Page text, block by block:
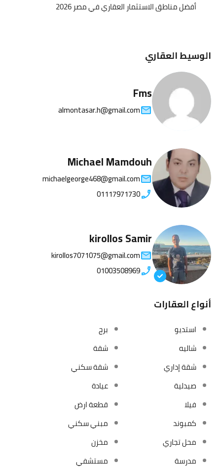
أفضل مناطق الاستثمار العقاري في مصر 2026
الوسيط العقاري
Fms
almontasar.h@gmail.com
Michael Mamdouh
michaelgeorge468@gmail.com
01117971730
kirollos Samir
kirollos7071075@gmail.com
01003508969
أنواع العقارات
استديو
برج
شاليه
شقة
شقة إداري
شقة سكني
صيدلية
عيادة
فيلا
قطعة ارض
كمبوند
مبني سكني
محل تجاري
مخزن
مدرسة
مستشفي